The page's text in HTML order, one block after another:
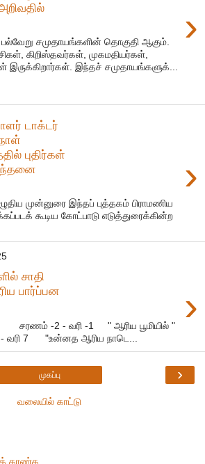
›
பல்வேறு சமுதாயங்களின் தொகுதி ஆகும்.
கிறிஸ்தவர்கள், முகமதியர்கள்,
இருக்கிறார்கள். இந்தச் சமுதாயங்களுக்...
டாக்டர்
புதிர்கள்
›
முன்னுரை இந்தப் புத்தகம் பிராமணிய
கூடிய கோட்பாடு எடுத்துரைக்கின்ற
சாதி
பார்ப்பன
›
- சரணம் -2 - வரி -1 " ஆரிய பூமியில் "
வரி 7 "உன்னத ஆரிய நாடெ...
›
முகப்பு
வலையில் காட்டு
காண்க